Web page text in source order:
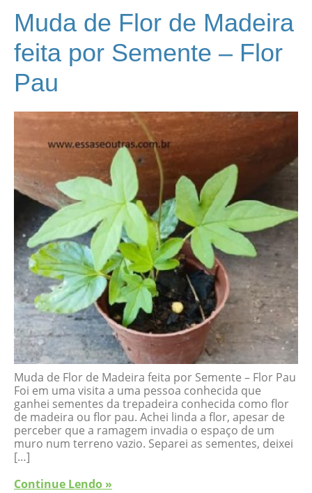
Muda de Flor de Madeira
feita por Semente – Flor
Pau
Muda de Flor de Madeira feita por Semente – Flor Pau
Foi em uma visita a uma pessoa conhecida que
ganhei sementes da trepadeira conhecida como flor
de madeira ou flor pau. Achei linda a flor, apesar de
perceber que a ramagem invadia o espaço de um
muro num terreno vazio. Separei as sementes, deixei
[…]
Continue Lendo »